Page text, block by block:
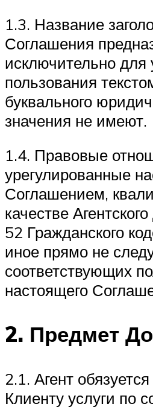
1.3. Название
Соглашения
исключительно для
пользования
буквального
значения не имеют.
1.4. Правовые
урегулированные
Соглашением,
качестве
52 Гражданского
иное прямо не
соответствующих
настоящего
2. Предмет
2.1. Агент
Клиенту услуги по